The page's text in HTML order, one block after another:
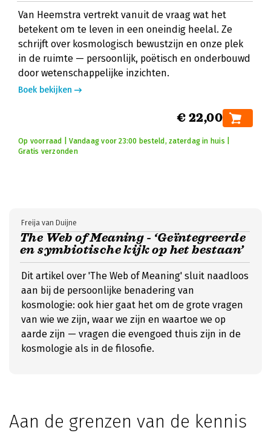
Van Heemstra vertrekt vanuit de vraag wat het
betekent om te leven in een oneindig heelal. Ze
schrijft over kosmologisch bewustzijn en onze plek
in de ruimte — persoonlijk, poëtisch en onderbouwd
door wetenschappelijke inzichten.
Boek bekijken
€ 22,00
Op voorraad | Vandaag voor 23:00 besteld, zaterdag in huis |
Gratis verzonden
The Web of Meaning - ‘Geïntegreerde
en symbiotische kijk op het bestaan’
Freija van Duijne
Dit artikel over 'The Web of Meaning' sluit naadloos
aan bij de persoonlijke benadering van
kosmologie: ook hier gaat het om de grote vragen
van wie we zijn, waar we zijn en waartoe we op
aarde zijn — vragen die evengoed thuis zijn in de
kosmologie als in de filosofie.
Aan de grenzen van de kennis